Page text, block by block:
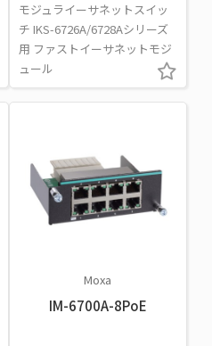
モジュライーサネットスイッ
チ IKS-6726A/6728Aシリーズ
用 ファストイーサネットモジ
ュール
Moxa
IM-6700A-8PoE